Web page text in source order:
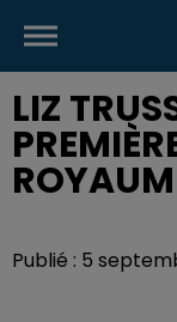
LIZ
Publié : 5